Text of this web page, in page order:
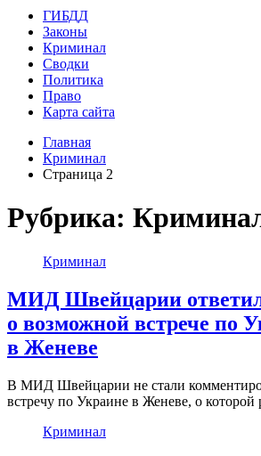
ГИБДД
Законы
Криминал
Сводки
Политика
Право
Карта сайта
Главная
Криминал
Страница 2
Рубрика:
Криминал
МИД Швейцарии ответил
о возможной встрече по
в Женеве
В МИД Швейцарии не стали
встречу по Украине в Женеве, о которой
Криминал